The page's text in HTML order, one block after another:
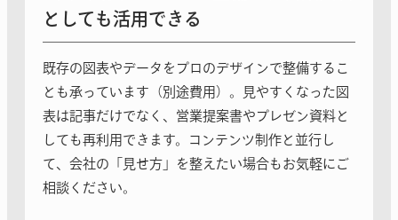
としても活用できる
既存の図表やデータをプロのデザインで整備するこ
とも承っています（別途費用）。見やすくなった図
表は記事だけでなく、営業提案書やプレゼン資料と
しても再利用できます。コンテンツ制作と並行し
て、会社の「見せ方」を整えたい場合もお気軽にご
相談ください。